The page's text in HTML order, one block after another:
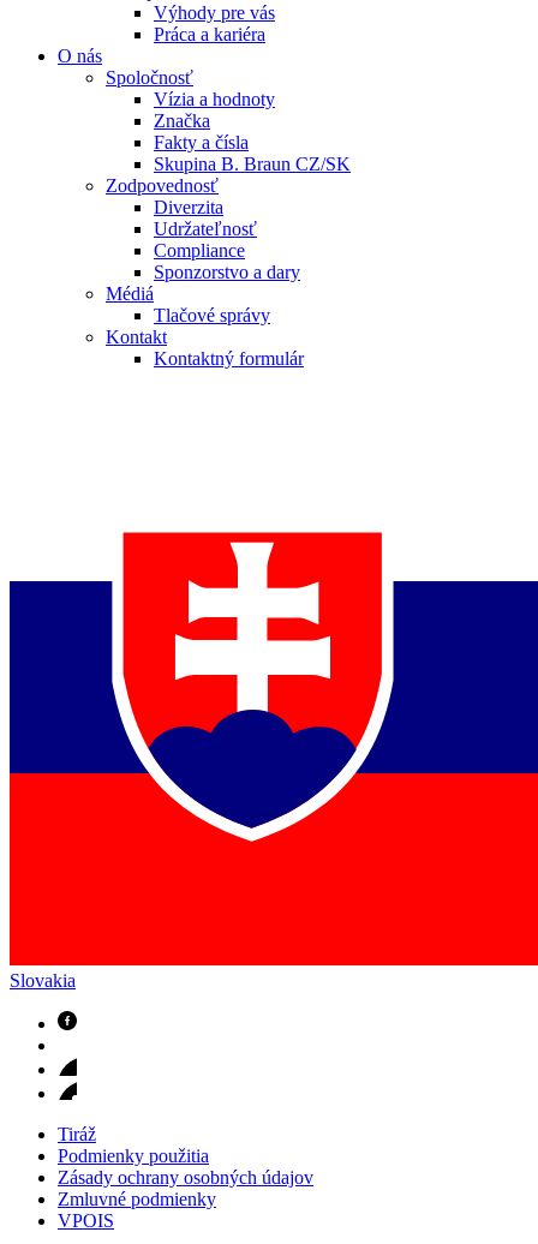
Výhody pre vás
Práca a kariéra
O nás
Spoločnosť
Vízia a hodnoty
Značka
Fakty a čísla
Skupina B. Braun CZ/SK
Zodpovednosť
Diverzita
Udržateľnosť
Compliance
Sponzorstvo a dary
Médiá
Tlačové správy
Kontakt
Kontaktný formulár
Slovakia
Tiráž
Podmienky použitia
Zásady ochrany osobných údajov
Zmluvné podmienky
VPOIS